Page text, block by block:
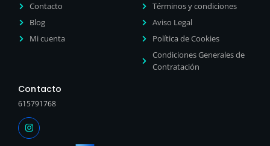
Contacto
Blog
Mi cuenta
Términos y condiciones
Aviso Legal
Política de Cookies
Condiciones Generales de
Contratación
Contacto
615791768